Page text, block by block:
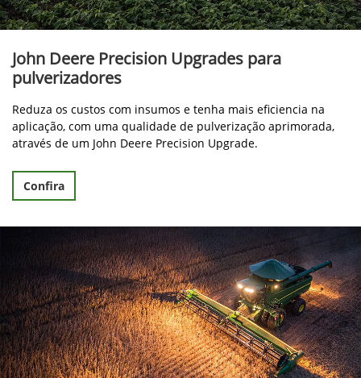
John Deere Precision Upgrades para
pulverizadores
Reduza os custos com insumos e tenha mais eficiencia na
aplicação, com uma qualidade de pulverização aprimorada,
através de um John Deere Precision Upgrade.
Confira